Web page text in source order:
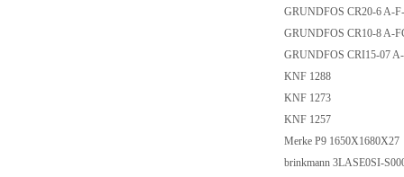
GRUNDFOS CR20-6 A-
GRUNDFOS CR10-8 A-
GRUNDFOS CRI15-07
KNF 1288
KNF 1273
KNF 1257
Merke P9 1650X1680X27
brinkmann 3LASE0SI-